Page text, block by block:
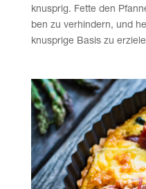
knusp­rig. Fet­te den
ben zu ver­hin­dern, und
knusp­ri­ge Basis zu